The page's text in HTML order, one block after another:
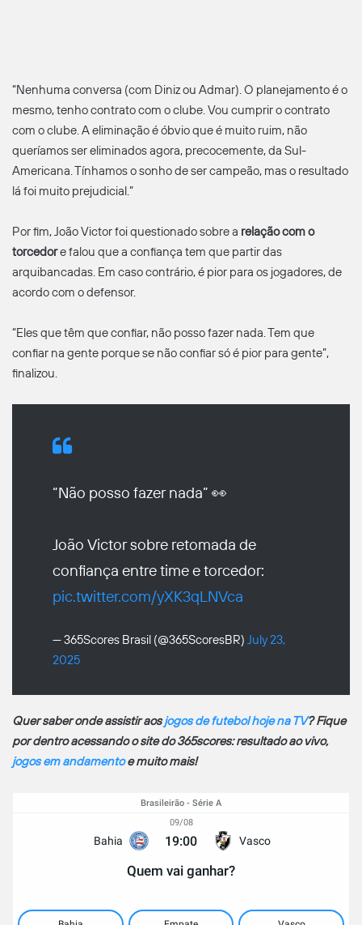
“Nenhuma conversa (com Diniz ou Admar). O planejamento é o
mesmo, tenho contrato com o clube. Vou cumprir o contrato
com o clube. A eliminação é óbvio que é muito ruim, não
queríamos ser eliminados agora, precocemente, da Sul-
Americana. Tínhamos o sonho de ser campeão, mas o resultado
lá foi muito prejudicial.”
Por fim, João Victor foi questionado sobre a relação com o
torcedore falou que a confiança tem que partir das
arquibancadas. Em caso contrário, é pior para os jogadores, de
acordo com o defensor.
“Eles que têm que confiar, não posso fazer nada. Tem que
confiar na gente porque se não confiar só é pior para gente”,
finalizou.
“Não posso fazer nada” 👀
João Victor sobre retomada de
confiança entre time e torcedor:
pic.twitter.com/yXK3qLNVca
— 365Scores Brasil (@365ScoresBR) July 23,
2025
Quer saber onde assistir aosjogos de futebol hoje na TV? Fique
por dentro acessando o site do 365scores: resultado ao vivo,
jogos em andamentoe muito mais!
Brasileirão - Série A
Bahia
09/08
19:00 Vasco
Quem vai ganhar?